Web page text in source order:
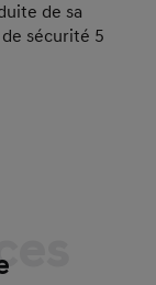
de sa
sécurité 5